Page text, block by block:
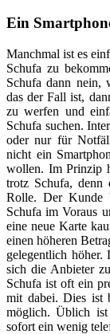
Ein
Manchmal ist es
Schufa zu
Schufa dann nein,
das der Fall ist,
zu werfen und
Schufa suchen.
oder nur für
nicht ein
wollen. Im Prinzip
trotz Schufa, denn
Rolle. Der Kunde
Schufa im Voraus
eine neue Karte
einen höheren
gelegentlich
sich die Anbieter
Schufa ist oft ein
mit dabei. Dies ist
möglich. Üblich ist
sofort ein wenig